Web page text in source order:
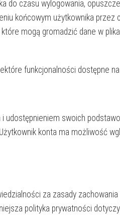
czasu wylogowania,
końcowym użytkownika
mogą gromadzić dane w
funkcjonalności dostępne
swoich
konta ma możliwość
za zasady
polityka prywatności